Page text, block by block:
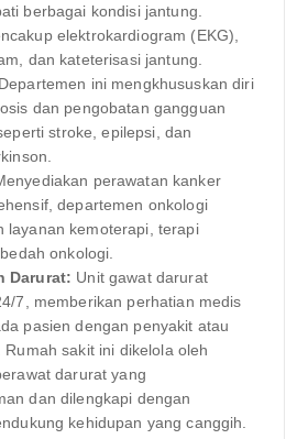
berbagai kondisi jantung.
elektrokardiogram (EKG),
dan kateterisasi jantung.
Departemen ini mengkhususkan diri
dan pengobatan gangguan
stroke, epilepsi, dan
perawatan kanker
departemen onkologi
layanan kemoterapi, terapi
onkologi.
Darurat: Unit gawat darurat
7, memberikan perhatian medis
pasien dengan penyakit atau
Rumah sakit ini dikelola oleh
darurat yang
dan dilengkapi dengan
kehidupan yang canggih.